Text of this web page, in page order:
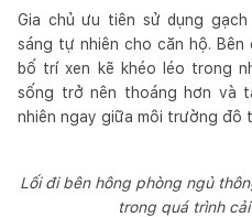
Gia chủ ưu tiên sử dụng
sáng tự nhiên cho căn hộ.
bố trí xen kẽ khéo léo trong
sống trở nên thoáng hơn và
nhiên ngay giữa môi trường đô
Lối đi bên hông phòng ngủ
trong quá trình